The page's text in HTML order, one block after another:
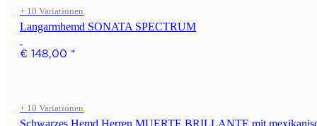
+ 10 Variationen
Langarmhemd SONATA SPECTRUM
€ 148,00 *
+ 10 Variationen
Schwarzes Hemd Herren MUERTE BRILLANTE mit